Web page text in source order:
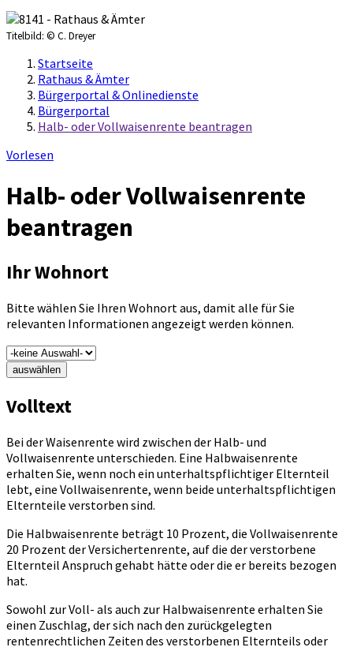
Titelbild: © C. Dreyer
Startseite
Rathaus & Ämter
Bürgerportal & Onlinedienste
Bürgerportal
Halb- oder Vollwaisenrente beantragen
Vorlesen
Halb- oder Vollwaisenrente
beantragen
Ihr Wohnort
Bitte wählen Sie Ihren Wohnort aus, damit alle für Sie
relevanten Informationen angezeigt werden können.
auswählen
Volltext
Bei der Waisenrente wird zwischen der Halb- und
Vollwaisenrente unterschieden. Eine Halbwaisenrente
erhalten Sie, wenn noch ein unterhaltspflichtiger Elternteil
lebt, eine Vollwaisenrente, wenn beide unterhaltspflichtigen
Elternteile verstorben sind.
Die Halbwaisenrente beträgt 10 Prozent, die Vollwaisenrente
20 Prozent der Versichertenrente, auf die der verstorbene
Elternteil Anspruch gehabt hätte oder die er bereits bezogen
hat.
Sowohl zur Voll- als auch zur Halbwaisenrente erhalten Sie
einen Zuschlag, der sich nach den zurückgelegten
rentenrechtlichen Zeiten des verstorbenen Elternteils oder